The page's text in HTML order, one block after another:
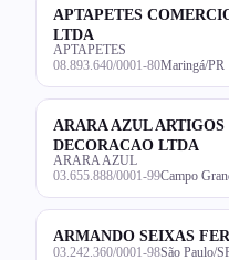
APTAPETES
LTDA
APTAPETES
08.893.640/0001-80Maringá/PR
ARARA AZUL
DECORACAO LTDA
ARARA AZUL
03.655.888/0001-99Campo
ARMANDO SEIXAS
03.242.360/0001-98São Paulo/